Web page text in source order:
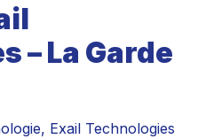
– La Garde
Exail Technologies